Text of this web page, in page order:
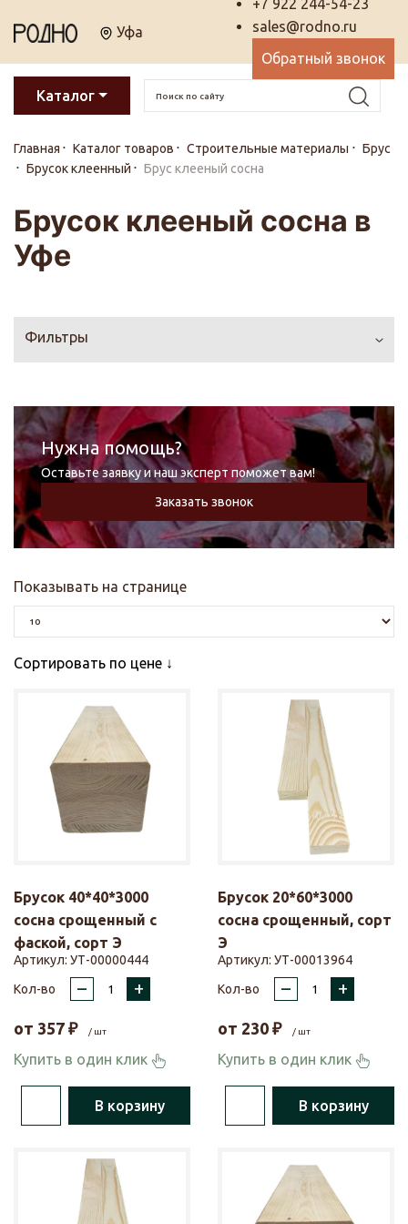
Уфа
+7 922 244-54-23
sales@rodno.ru
Обратный звонок
Каталог
Главная Каталог товаров Строительные материалы
Брус
Брусок клеенный
Брус клееный сосна
Брусок клееный сосна в
Уфе
Фильтры
Нужна помощь?
Оставьте заявку и наш эксперт поможет вам!
Заказать звонок
Показывать на странице
Сортировать по цене
Брусок 40*40*3000
сосна срощенный с
фаской, сорт Э
Артикул: УТ-00000444
Кол-во
– +
от 357 ₽ / шт
Купить в один клик
В корзину
Брусок 20*60*3000
сосна срощенный, сорт
Э
Артикул: УТ-00013964
Кол-во
– +
от 230 ₽ / шт
Купить в один клик
В корзину